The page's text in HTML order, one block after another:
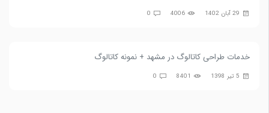
29 آبان 1402 4006
0
خدمات طراحی کاتالوگ در مشهد + نمونه کاتالوگ
5 تیر 1398 8401
0